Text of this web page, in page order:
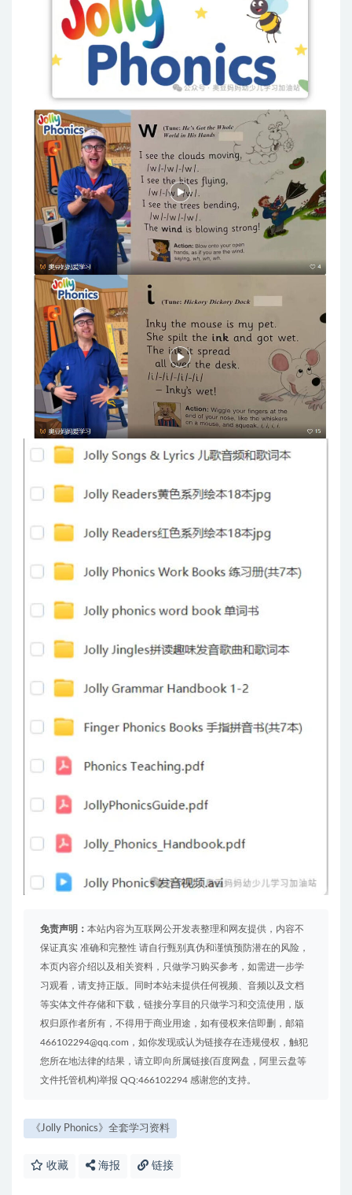
免责声明： 本站内容为互联网公开发表整理和网友提供，内容不
保证真实 准确和完整性 请自行甄别真伪和谨慎预防潜在的风险，
本页内容介绍以及相关资料，只做学习购买参考，如需进一步学
习观看，请支持正版。同时本站未提供任何视频、音频以及文档
等实体文件存储和下载，链接分享目的只做学习和交流使用，版
权归原作者所有，不得用于商业用途，如有侵权来信即删，邮箱
466102294@qq.com，如你发现或认为链接存在违规侵权，触犯
您所在地法律的结果，请立即向所属链接(百度网盘，阿里云盘等
文件托管机构)举报 QQ:466102294 感谢您的支持。
《Jolly Phonics》全套学习资料
收藏 海报 链接